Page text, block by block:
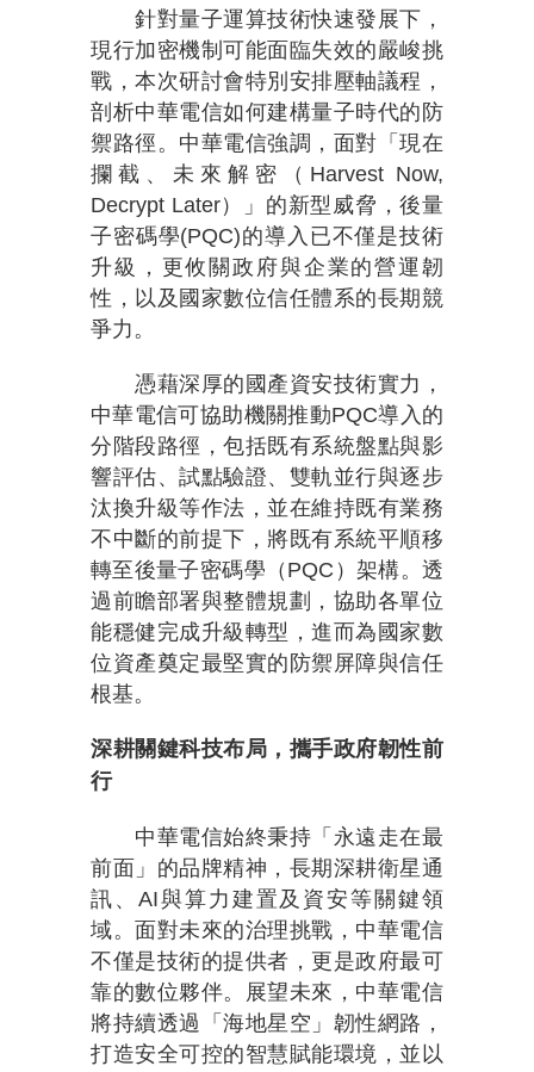
針對量子運算技術快速發展下，
現行加密機制可能面臨失效的嚴峻挑
戰，本次研討會特別安排壓軸議程，
剖析中華電信如何建構量子時代的防
禦路徑。中華電信強調，面對「現在
攔截、未來解密（Harvest Now,
Decrypt Later）」的新型威脅，後量
子密碼學(PQC)的導入已不僅是技術
升級，更攸關政府與企業的營運韌
性，以及國家數位信任體系的長期競
爭力。
憑藉深厚的國產資安技術實力，
中華電信可協助機關推動PQC導入的
分階段路徑，包括既有系統盤點與影
響評估、試點驗證、雙軌並行與逐步
汰換升級等作法，並在維持既有業務
不中斷的前提下，將既有系統平順移
轉至後量子密碼學（PQC）架構。透
過前瞻部署與整體規劃，協助各單位
能穩健完成升級轉型，進而為國家數
位資產奠定最堅實的防禦屏障與信任
根基。
深耕關鍵科技布局，攜手政府韌性前
行
中華電信始終秉持「永遠走在最
前面」的品牌精神，長期深耕衛星通
訊、AI與算力建置及資安等關鍵領
域。面對未來的治理挑戰，中華電信
不僅是技術的提供者，更是政府最可
靠的數位夥伴。展望未來，中華電信
將持續透過「海地星空」韌性網路，
打造安全可控的智慧賦能環境，並以